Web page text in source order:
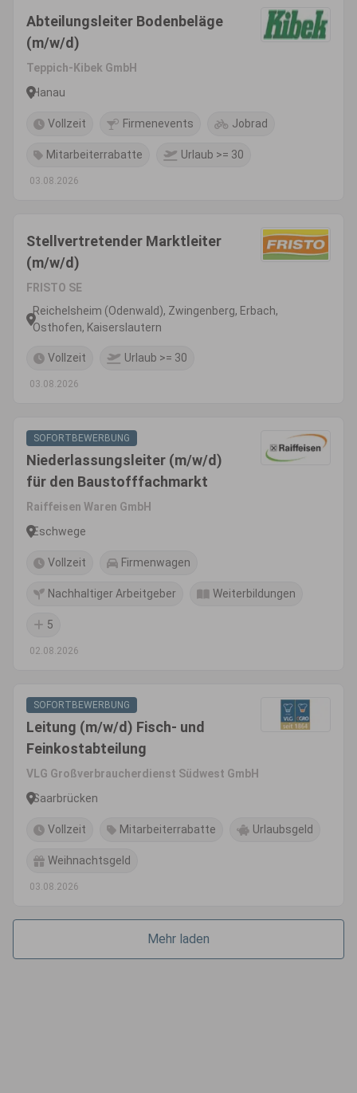
Abteilungsleiter Bodenbeläge
(m/w/d)
Teppich-Kibek GmbH
Hanau
Vollzeit Firmenevents Jobrad
Mitarbeiterrabatte Urlaub >= 30
03.08.2026
Stellvertretender Marktleiter
(m/w/d)
FRISTO SE
Reichelsheim (Odenwald), Zwingenberg, Erbach,
Osthofen, Kaiserslautern
Vollzeit Urlaub >= 30
03.08.2026
SOFORTBEWERBUNG
Niederlassungsleiter (m/w/d)
für den Baustofffachmarkt
Raiffeisen Waren GmbH
Eschwege
Vollzeit Firmenwagen
Nachhaltiger Arbeitgeber Weiterbildungen
5
02.08.2026
SOFORTBEWERBUNG
Leitung (m/w/d) Fisch- und
Feinkostabteilung
VLG Großverbraucherdienst Südwest GmbH
Saarbrücken
Vollzeit Mitarbeiterrabatte Urlaubsgeld
Weihnachtsgeld
03.08.2026
Mehr laden